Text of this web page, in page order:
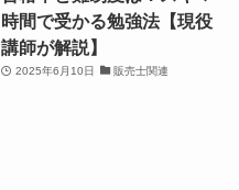
時間で受かる勉強法【現役
講師が解説】
2025年6月10日 販売士関連